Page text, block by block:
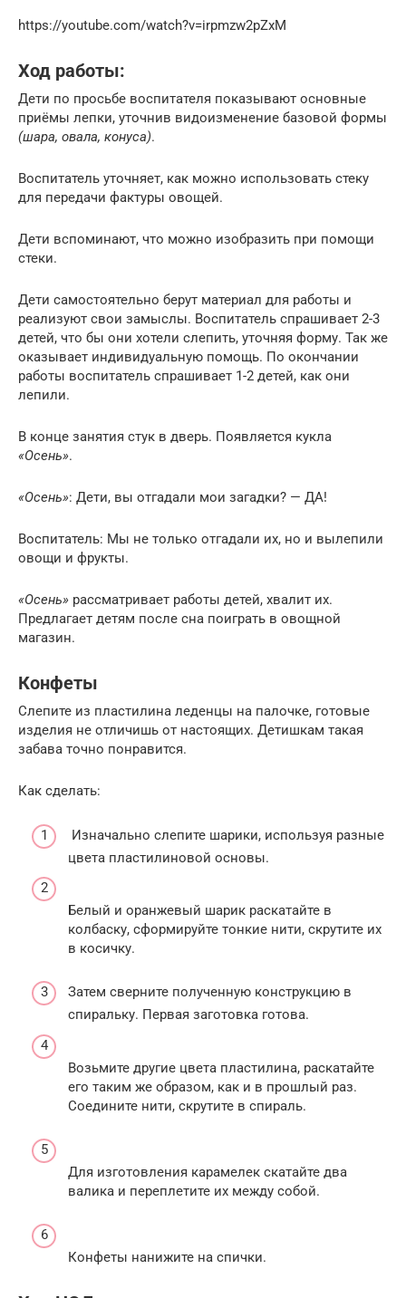
https://youtube.com/watch?v=irpmzw2pZxM
Ход работы:
Дети по просьбе воспитателя показывают основные
приёмы лепки, уточнив видоизменение базовой формы
(шара, овала, конуса).
Воспитатель уточняет, как можно использовать стеку
для передачи фактуры овощей.
Дети вспоминают, что можно изобразить при помощи
стеки.
Дети самостоятельно берут материал для работы и
реализуют свои замыслы. Воспитатель спрашивает 2-3
детей, что бы они хотели слепить, уточняя форму. Так же
оказывает индивидуальную помощь. По окончании
работы воспитатель спрашивает 1-2 детей, как они
лепили.
В конце занятия стук в дверь. Появляется кукла
«Осень».
«Осень»: Дети, вы отгадали мои загадки? — ДА!
Воспитатель: Мы не только отгадали их, но и вылепили
овощи и фрукты.
«Осень» рассматривает работы детей, хвалит их.
Предлагает детям после сна поиграть в овощной
магазин.
Конфеты
Слепите из пластилина леденцы на палочке, готовые
изделия не отличишь от настоящих. Детишкам такая
забава точно понравится.
Как сделать:
Изначально слепите шарики, используя разные
цвета пластилиновой основы.
Белый и оранжевый шарик раскатайте в
колбаску, сформируйте тонкие нити, скрутите их
в косичку.
Затем сверните полученную конструкцию в
спиральку. Первая заготовка готова.
Возьмите другие цвета пластилина, раскатайте
его таким же образом, как и в прошлый раз.
Соедините нити, скрутите в спираль.
Для изготовления карамелек скатайте два
валика и переплетите их между собой.
Конфеты нанижите на спички.